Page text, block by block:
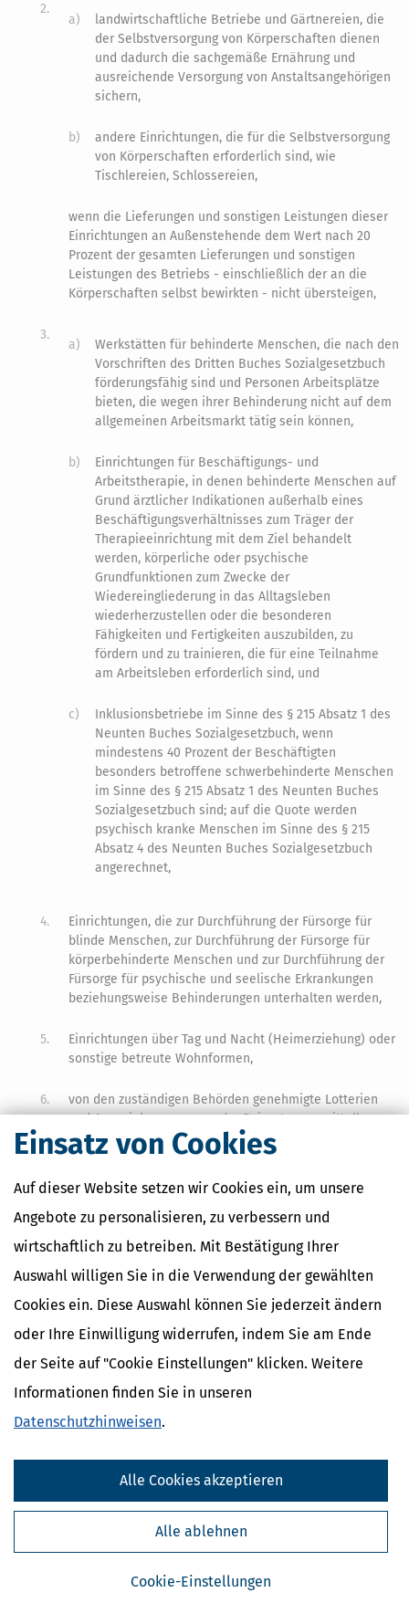
Einsatz von Cookies
Auf dieser Website setzen wir Cookies ein, um unsere
Angebote zu personalisieren, zu verbessern und
wirtschaftlich zu betreiben. Mit Bestätigung Ihrer
Auswahl willigen Sie in die Verwendung der gewählten
Cookies ein. Diese Auswahl können Sie jederzeit ändern
oder Ihre Einwilligung widerrufen, indem Sie am Ende
der Seite auf "Cookie Einstellungen" klicken. Weitere
Informationen finden Sie in unseren
Datenschutzhinweisen.
Cookie-Einstellungen
Alle ablehnen
Alle Cookies akzeptieren
2.
a)
landwirtschaftliche Betriebe und Gärtnereien, die
der Selbstversorgung von Körperschaften dienen
und dadurch die sachgemäße Ernährung und
ausreichende Versorgung von Anstaltsangehörigen
sichern,
b)
andere Einrichtungen, die für die Selbstversorgung
von Körperschaften erforderlich sind, wie
Tischlereien, Schlossereien,
wenn die Lieferungen und sonstigen Leistungen dieser
Einrichtungen an Außenstehende dem Wert nach 20
Prozent der gesamten Lieferungen und sonstigen
Leistungen des Betriebs - einschließlich der an die
Körperschaften selbst bewirkten - nicht übersteigen,
3.
a)
Werkstätten für behinderte Menschen, die nach den
Vorschriften des Dritten Buches Sozialgesetzbuch
förderungsfähig sind und Personen Arbeitsplätze
bieten, die wegen ihrer Behinderung nicht auf dem
allgemeinen Arbeitsmarkt tätig sein können,
b)
Einrichtungen für Beschäftigungs- und
Arbeitstherapie, in denen behinderte Menschen auf
Grund ärztlicher Indikationen außerhalb eines
Beschäftigungsverhältnisses zum Träger der
Therapieeinrichtung mit dem Ziel behandelt
werden, körperliche oder psychische
Grundfunktionen zum Zwecke der
Wiedereingliederung in das Alltagsleben
wiederherzustellen oder die besonderen
Fähigkeiten und Fertigkeiten auszubilden, zu
fördern und zu trainieren, die für eine Teilnahme
am Arbeitsleben erforderlich sind, und
c)
Inklusionsbetriebe im Sinne des § 215 Absatz 1 des
Neunten Buches Sozialgesetzbuch, wenn
mindestens 40 Prozent der Beschäftigten
besonders betroffene schwerbehinderte Menschen
im Sinne des § 215 Absatz 1 des Neunten Buches
Sozialgesetzbuch sind; auf die Quote werden
psychisch kranke Menschen im Sinne des § 215
Absatz 4 des Neunten Buches Sozialgesetzbuch
angerechnet,
4.
Einrichtungen, die zur Durchführung der Fürsorge für
blinde Menschen, zur Durchführung der Fürsorge für
körperbehinderte Menschen und zur Durchführung der
Fürsorge für psychische und seelische Erkrankungen
beziehungsweise Behinderungen unterhalten werden,
5.
Einrichtungen über Tag und Nacht (Heimerziehung) oder
sonstige betreute Wohnformen,
6.
von den zuständigen Behörden genehmigte Lotterien
und Ausspielungen, wenn der Reinertrag unmittelbar
und ausschließlich zur Förderung mildtätiger, kirchlicher
oder gemeinnütziger Zwecke verwendet wird,
7.
kulturelle Einrichtungen, wie Museen, Theater, und
kulturelle Veranstaltungen, wie Konzerte,
Kunstausstellungen; dazu gehört nicht der Verkauf von
Speisen und Getränken,
8.
Volkshochschulen und andere Einrichtungen, soweit sie
selbst Vorträge, Kurse und andere Veranstaltungen
wissenschaftlicher oder belehrender Art durchführen;
dies gilt auch, soweit die Einrichtungen den Teilnehmern
dieser Veranstaltungen selbst Beherbergung und
Beköstigung gewähren,
9.
Wissenschafts- und Forschungseinrichtungen, deren
öffentlichen Hand oder Dritter oder aus der
finanziert.
und Forschung dient auch die Auftragsforschung.3 Nicht
Zweckbetriebgehören Tätigkeiten, die sich auf die
Anwendung gesicherter wissenschaftlicher Erkenntnisse
sowie wirtschaftliche Tätigkeiten ohne Forschungsbezug.